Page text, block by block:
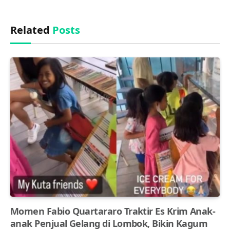
Related Posts
Momen Fabio Quartararo Traktir Es Krim Anak-
anak Penjual Gelang di Lombok, Bikin Kagum